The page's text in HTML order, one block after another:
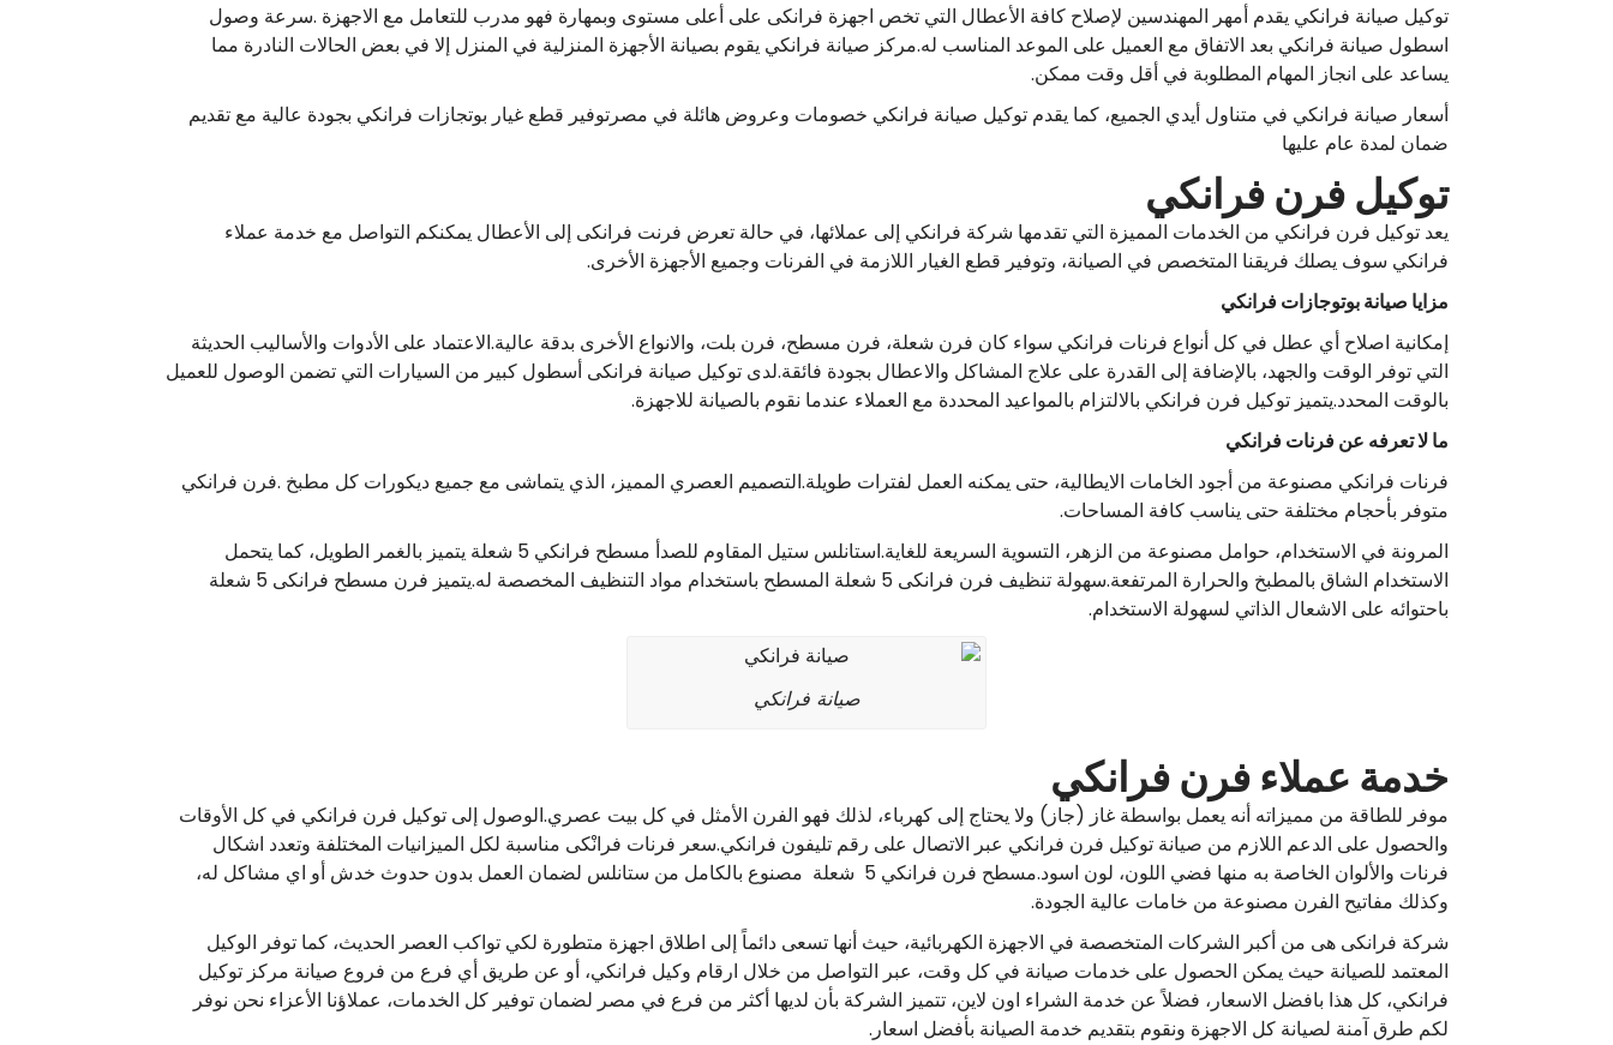
توكيل صيانة فرانكي يقدم أمهر المهندسين لإصلاح كافة الأعطال التي تخص اجهزة فرانكى على أعلى مستوى وبمهارة فهو مدرب للتعامل مع الاجهزة .سرعة وصول
اسطول صيانة فرانكي بعد الاتفاق مع العميل على الموعد المناسب له.مركز صيانة فرانكي يقوم بصيانة الأجهزة المنزلية في المنزل إلا في بعض الحالات النادرة مما
يساعد على انجاز المهام المطلوبة في أقل وقت ممكن.
أسعار صيانة فرانكي في متناول أيدي الجميع، كما يقدم توكيل صيانة فرانكي خصومات وعروض هائلة في مصرتوفير قطع غيار بوتجازات فرانكي بجودة عالية مع تقديم
ضمان لمدة عام عليها
توكيل فرن فرانكي
يعد توكيل فرن فرانكي من الخدمات المميزة التي تقدمها شركة فرانكي إلى عملائها، في حالة تعرض فرنت فرانكى إلى الأعطال يمكنكم التواصل مع خدمة عملاء
فرانكي سوف يصلك فريقنا المتخصص في الصيانة، وتوفير قطع الغيار اللازمة في الفرنات وجميع الأجهزة الأخرى.
مزايا صيانة بوتوجازات فرانكي
إمكانية اصلاح أي عطل في كل أنواع فرنات فرانكي سواء كان فرن شعلة، فرن مسطح، فرن بلت، والانواع الأخرى بدقة عالية.الاعتماد على الأدوات والأساليب الحديثة
التي توفر الوقت والجهد، بالإضافة إلى القدرة على علاج المشاكل والاعطال بجودة فائقة.لدى توكيل صيانة فرانكى أسطول كبير من السيارات التي تضمن الوصول للعميل
بالوقت المحدد.يتميز توكيل فرن فرانكي بالالتزام بالمواعيد المحددة مع العملاء عندما نقوم بالصيانة للاجهزة.
ما لا تعرفه عن فرنات فرانكي
فرنات فرانكي مصنوعة من أجود الخامات الايطالية، حتى يمكنه العمل لفترات طويلة.التصميم العصري المميز، الذي يتماشى مع جميع ديكورات كل مطبخ .فرن فرانكي
متوفر بأحجام مختلفة حتى يناسب كافة المساحات.
المرونة في الاستخدام، حوامل مصنوعة من الزهر، التسوية السريعة للغاية.استانلس ستيل المقاوم للصدأ مسطح فرانكي 5 شعلة يتميز بالغمر الطويل، كما يتحمل
الاستخدام الشاق بالمطبخ والحرارة المرتفعة.سهولة تنظيف فرن فرانكى 5 شعلة المسطح باستخدام مواد التنظيف المخصصة له.يتميز فرن مسطح فرانكى 5 شعلة
باحتوائه على الاشعال الذاتي لسهولة الاستخدام.
صيانة فرانكي
خدمة عملاء فرن فرانكي
موفر للطاقة من مميزاته أنه يعمل بواسطة غاز (جاز) ولا يحتاج إلى كهرباء، لذلك فهو الفرن الأمثل في كل بيت عصري.الوصول إلى توكيل فرن فرانكي في كل الأوقات
والحصول على الدعم اللازم من صيانة توكيل فرن فرانكي عبر الاتصال على رقم تليفون فرانكي.سعر فرنات فرانْكى مناسبة لكل الميزانيات المختلفة وتعدد اشكال
فرنات والألوان الخاصة به منها فضي اللون، لون اسود.مسطح فرن فرانكي 5 شعلة مصنوع بالكامل من ستانلس لضمان العمل بدون حدوث خدش أو اي مشاكل له،
وكذلك مفاتيح الفرن مصنوعة من خامات عالية الجودة.
شركة فرانكى هى من أكبر الشركات المتخصصة في الاجهزة الكهربائية، حيث أنها تسعى دائماً إلى اطلاق اجهزة متطورة لكي تواكب العصر الحديث، كما توفر الوكيل
المعتمد للصيانة حيث يمكن الحصول على خدمات صيانة في كل وقت، عبر التواصل من خلال ارقام وكيل فرانكي، أو عن طريق أي فرع من فروع صيانة مركز توكيل
فرانكي، كل هذا بافضل الاسعار، فضلاً عن خدمة الشراء اون لاين، تتميز الشركة بأن لديها أكثر من فرع في مصر لضمان توفير كل الخدمات، عملاؤنا الأعزاء نحن نوفر
لكم طرق آمنة لصيانة كل الاجهزة ونقوم بتقديم خدمة الصيانة بأفضل اسعار.